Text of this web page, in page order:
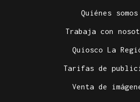
Quiénes somos
Trabaja con
Quiosco La
Tarifas de
Venta de